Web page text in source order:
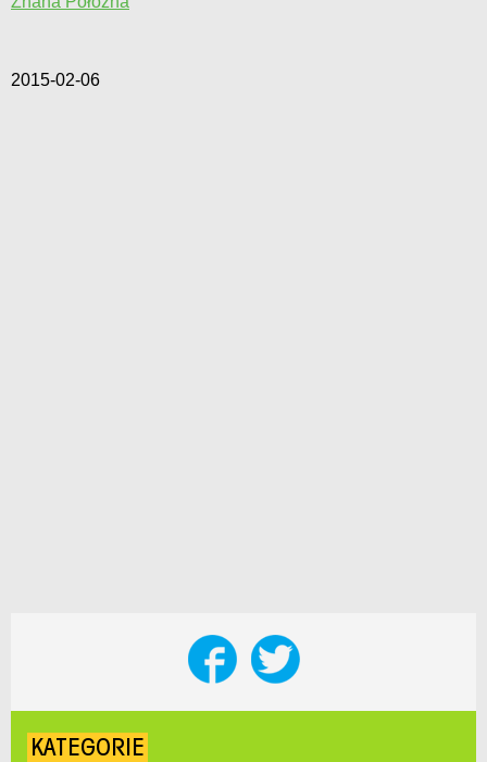
2015-02-06
KATEGORIE